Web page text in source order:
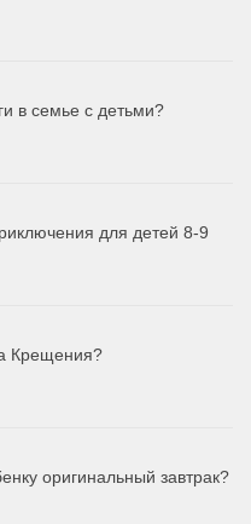
в семье с детьми?
для детей 8-9
Крещения?
оригинальный завтрак?